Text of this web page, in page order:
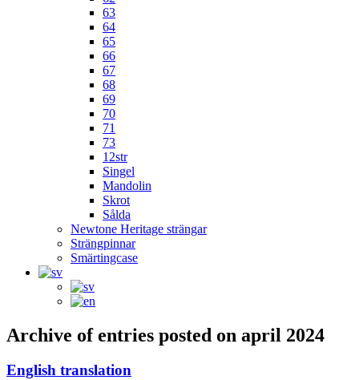
63
64
65
66
67
68
69
70
71
73
12str
Singel
Mandolin
Skrot
Sålda
Newtone Heritage strängar
Strängpinnar
Smärtingcase
Archive of entries posted on april 2024
English translation